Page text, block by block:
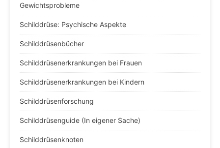
Gewichtsprobleme
Schilddrüse: Psychische Aspekte
Schilddrüsenbücher
Schilddrüsenerkrankungen bei Frauen
Schilddrüsenerkrankungen bei Kindern
Schilddrüsenforschung
Schilddrüsenguide (In eigener Sache)
Schilddrüsenknoten